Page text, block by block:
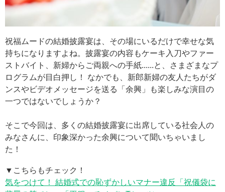
祝福ムードの結婚披露宴は、その場にいるだけで幸せな気
持ちになりますよね。披露宴の内容もケーキ入刀やファー
ストバイト、新婦からご両親への手紙......と、さまざまなプ
ログラムが目白押し！ なかでも、新郎新婦の友人たちがダ
ンスやビデオメッセージを送る「余興」も楽しみな演目の
一つではないでしょうか？
そこで今回は、多くの結婚披露宴に出席している社会人の
みなさんに、印象深かった余興について聞いちゃいまし
た！
▼こちらもチェック！
気をつけて！ 結婚式での恥ずかしいマナー違反「祝儀袋に